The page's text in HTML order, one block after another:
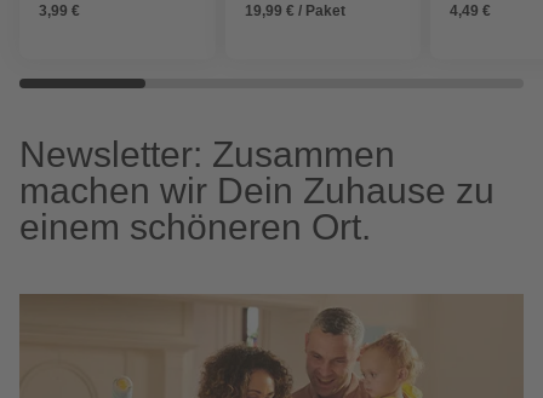
3,99 € 19,99 € / Paket 4,49 €
Newsletter: Zusammen
machen wir Dein Zuhause zu
einem schöneren Ort.